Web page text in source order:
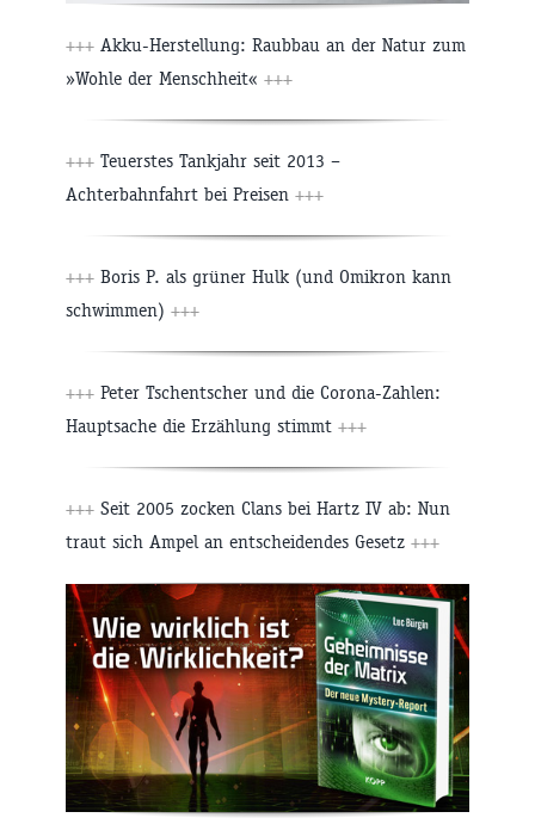
+++ Akku-Herstellung: Raubbau an der Natur zum
»Wohle der Menschheit« +++
+++ Teuerstes Tankjahr seit 2013 –
Achterbahnfahrt bei Preisen +++
+++ Boris P. als grüner Hulk (und Omikron kann
schwimmen) +++
+++ Peter Tschentscher und die Corona-Zahlen:
Hauptsache die Erzählung stimmt +++
+++ Seit 2005 zocken Clans bei Hartz IV ab: Nun
traut sich Ampel an entscheidendes Gesetz +++